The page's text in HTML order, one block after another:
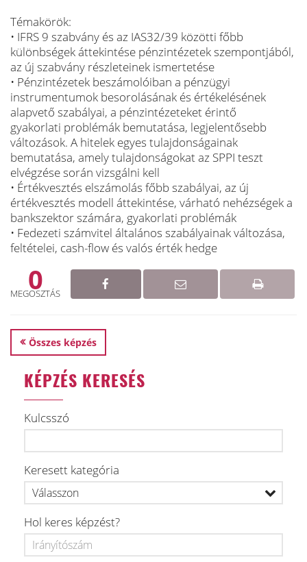
Témakörök:
• IFRS 9 szabvány és az IAS32/39 közötti főbb
különbségek áttekintése pénzintézetek szempontjából,
az új szabvány részleteinek ismertetése
• Pénzintézetek beszámolóiban a pénzügyi
instrumentumok besorolásának és értékelésének
alapvető szabályai, a pénzintézeteket érintő
gyakorlati problémák bemutatása, legjelentősebb
változások. A hitelek egyes tulajdonságainak
bemutatása, amely tulajdonságokat az SPPI teszt
elvégzése során vizsgálni kell
• Értékvesztés elszámolás főbb szabályai, az új
értékvesztés modell áttekintése, várható nehézségek a
bankszektor számára, gyakorlati problémák
• Fedezeti számvitel általános szabályainak változása,
feltételei, cash-flow és valós érték hedge
0
MEGOSZTÁS
Összes képzés
KÉPZÉS KERESÉS
Kulcsszó
Keresett kategória
Hol keres képzést?